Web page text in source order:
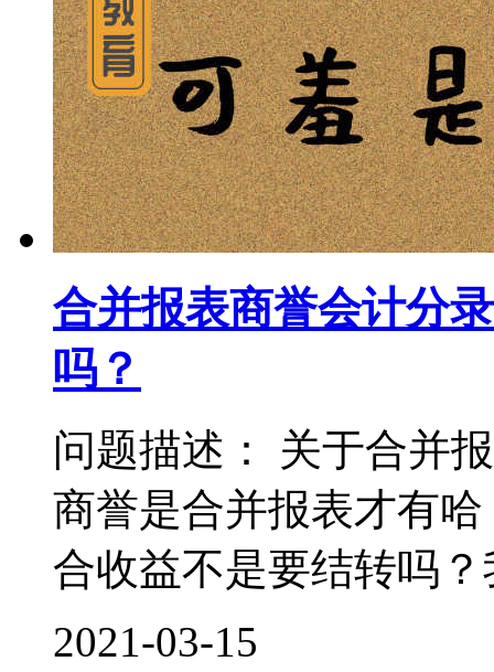
合并报表商誉会计分
吗？
问题描述： 关于合并
商誉是合并报表才有
合收益不是要结转吗
2021-03-15